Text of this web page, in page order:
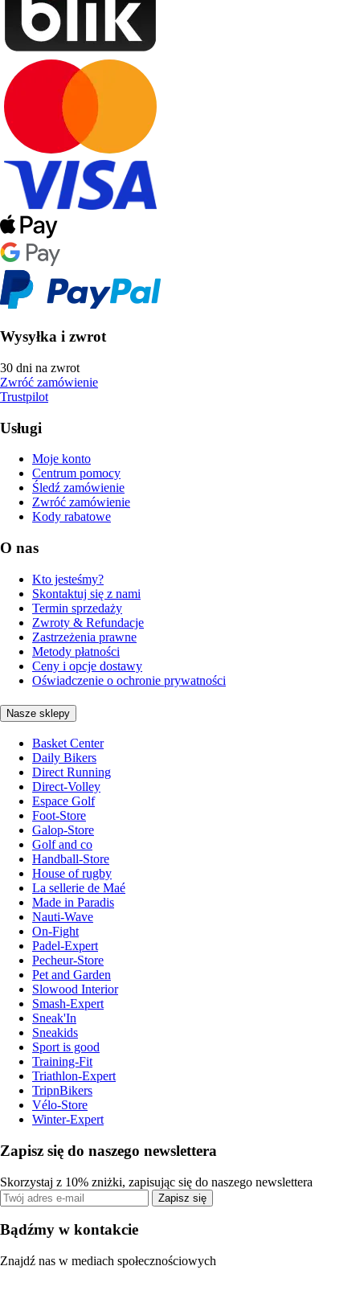
Wysyłka i zwrot
30 dni na zwrot
Zwróć zamówienie
Trustpilot
Usługi
Moje konto
Centrum pomocy
Śledź zamówienie
Zwróć zamówienie
Kody rabatowe
O nas
Kto jesteśmy?
Skontaktuj się z nami
Termin sprzedaży
Zwroty & Refundacje
Zastrzeżenia prawne
Metody płatności
Ceny i opcje dostawy
Oświadczenie o ochronie prywatności
Nasze sklepy
Basket Center
Daily Bikers
Direct Running
Direct-Volley
Espace Golf
Foot-Store
Galop-Store
Golf and co
Handball-Store
House of rugby
La sellerie de Maé
Made in Paradis
Nauti-Wave
On-Fight
Padel-Expert
Pecheur-Store
Pet and Garden
Slowood Interior
Smash-Expert
Sneak'In
Sneakids
Sport is good
Training-Fit
Triathlon-Expert
TripnBikers
Vélo-Store
Winter-Expert
Zapisz się do naszego newslettera
Skorzystaj z 10% zniżki, zapisując się do naszego newslettera
Zapisz się
Bądźmy w kontakcie
Znajdź nas w mediach społecznościowych